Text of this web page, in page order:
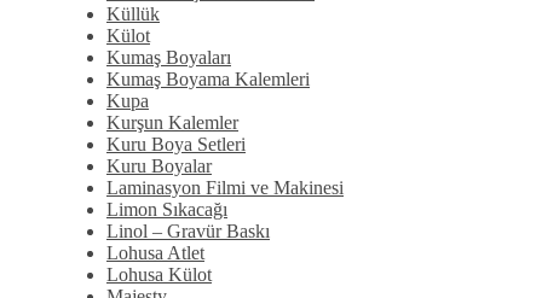
Küllük
Külot
Kumaş Boyaları
Kumaş Boyama Kalemleri
Kupa
Kurşun Kalemler
Kuru Boya Setleri
Kuru Boyalar
Laminasyon Filmi ve Makinesi
Limon Sıkacağı
Linol – Gravür Baskı
Lohusa Atlet
Lohusa Külot